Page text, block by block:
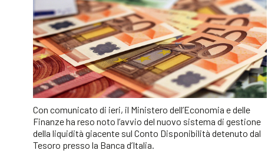
Con comunicato di ieri, il Ministero dell’Economia e delle
Finanze ha reso noto l’avvio del nuovo sistema di gestione
della liquidità giacente sul Conto Disponibilità detenuto dal
Tesoro presso la Banca d’Italia.